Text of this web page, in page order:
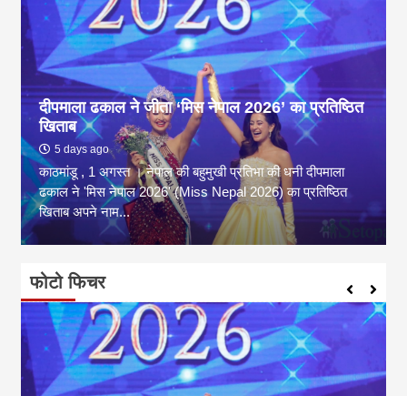
दीपमाला ढकाल ने जीता ‘मिस नेपाल 2026’ का प्रतिष्ठित
खिताब
5 days ago
काठमांडू , 1 अगस्त । नेपाल की बहुमुखी प्रतिभा की धनी दीपमाला
ढकाल ने 'मिस नेपाल 2026' (Miss Nepal 2026) का प्रतिष्ठित
खिताब अपने नाम...
फोटो फिचर